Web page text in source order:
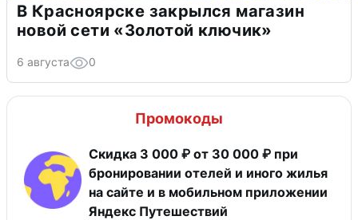
В Красноярске закрылся магазин
новой сети «Золотой ключик»
6 августа 0
Промокоды
Скидка 3 000 ₽ от 30 000 ₽ при
бронировании отелей и иного жилья
на сайте и в мобильном приложении
Яндекс Путешествий